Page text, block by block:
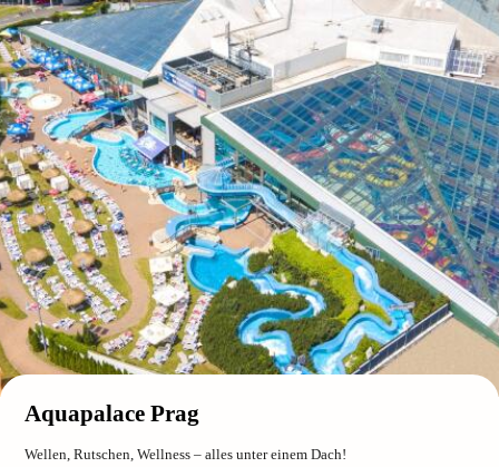
Aquapalace Prag
Wellen, Rutschen, Wellness – alles unter einem Dach!